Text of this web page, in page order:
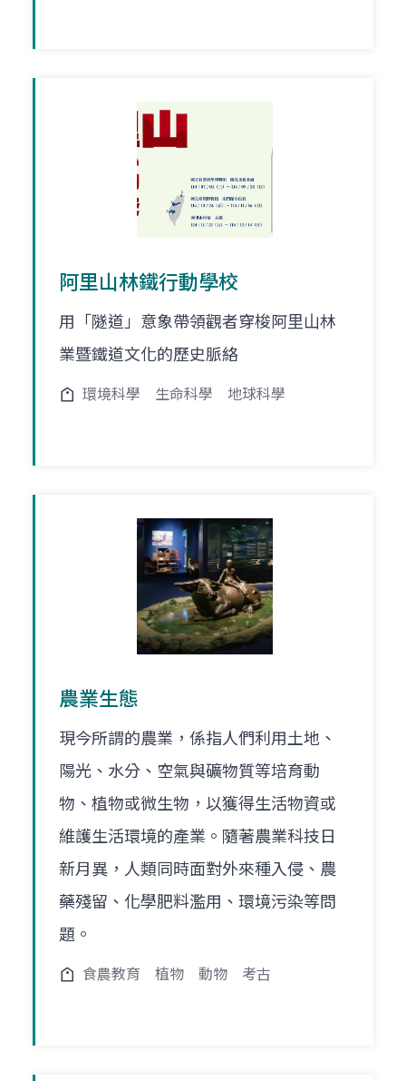
阿里山林鐵行動學校
⽤「隧道」意象帶領觀者穿梭阿⾥⼭林
業暨鐵道⽂化的歷史脈絡
環境科學 生命科學 地球科學
農業生態
現今所謂的農業，係指人們利用土地、
陽光、水分、空氣與礦物質等培育動
物、植物或微生物，以獲得生活物資或
維護生活環境的產業。隨著農業科技日
新月異，人類同時面對外來種入侵、農
藥殘留、化學肥料濫用、環境污染等問
題。
食農教育 植物 動物 考古